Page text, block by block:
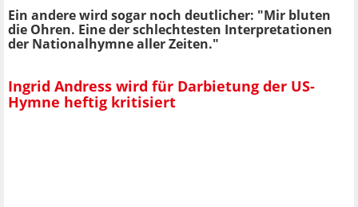
Ein andere wird sogar noch deutlicher: "Mir bluten
die Ohren. Eine der schlechtesten Interpretationen
der Nationalhymne aller Zeiten."
Ingrid Andress wird für Darbietung der US-
Hymne heftig kritisiert